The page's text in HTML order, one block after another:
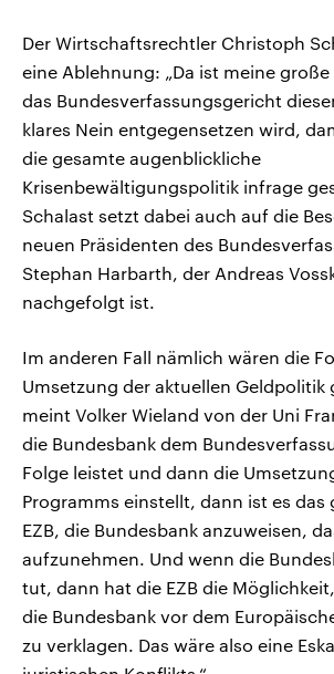
Der Wirtschaftsrechtler Christoph
eine Ablehnung: „Da ist meine
das Bundesverfassungsgericht
klares Nein entgegensetzen wird,
die gesamte augenblickliche
Krisenbewältigungspolitik infrage
Schalast setzt dabei auch auf die
neuen Präsidenten des
Stephan Harbarth, der Andreas
nachgefolgt ist.
Im anderen Fall nämlich wären die
Umsetzung der aktuellen Geldpolitik
meint Volker Wieland von der Uni
die Bundesbank dem
Folge leistet und dann die
Programms einstellt, dann ist es das
EZB, die Bundesbank anzuweisen,
aufzunehmen. Und wenn die
tut, dann hat die EZB die
die Bundesbank vor dem
zu verklagen. Das wäre also eine